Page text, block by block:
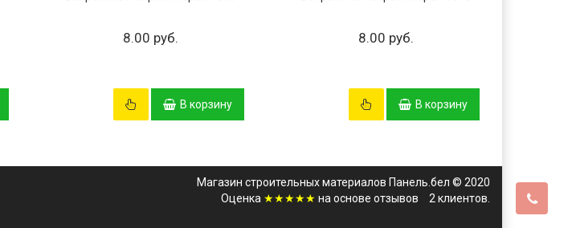
8.00 руб.
В корзину
8.00 руб.
В корзину
Магазин строительных материалов Панель.бел © 2020
Оценка ★★★★★ на основе отзывов 2клиентов.